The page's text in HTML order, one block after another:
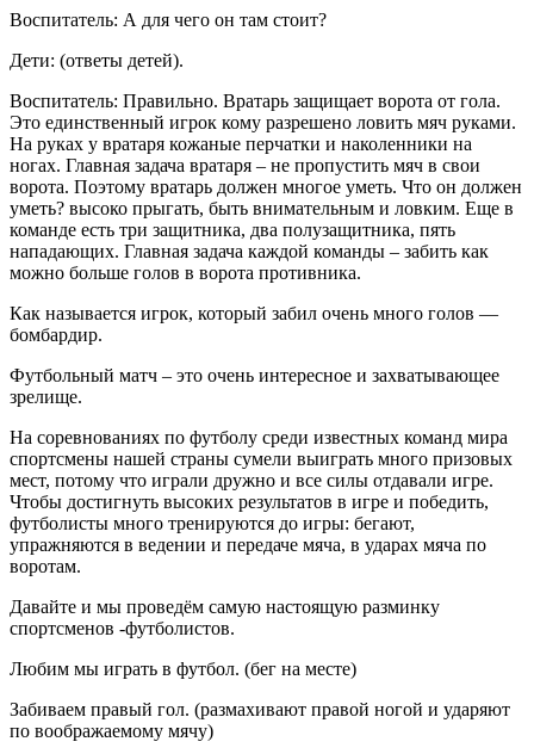
Воспитатель: А для чего он там стоит?
Дети: (ответы детей).
Воспитатель: Правильно. Вратарь защищает ворота от гола.
Это единственный игрок кому разрешено ловить мяч руками.
На руках у вратаря кожаные перчатки и наколенники на
ногах. Главная задача вратаря – не пропустить мяч в свои
ворота. Поэтому вратарь должен многое уметь. Что он должен
уметь? высоко прыгать, быть внимательным и ловким. Еще в
команде есть три защитника, два полузащитника, пять
нападающих. Главная задача каждой команды – забить как
можно больше голов в ворота противника.
Как называется игрок, который забил очень много голов —
бомбардир.
Футбольный матч – это очень интересное и захватывающее
зрелище.
На соревнованиях по футболу среди известных команд мира
спортсмены нашей страны сумели выиграть много призовых
мест, потому что играли дружно и все силы отдавали игре.
Чтобы достигнуть высоких результатов в игре и победить,
футболисты много тренируются до игры: бегают,
упражняются в ведении и передаче мяча, в ударах мяча по
воротам.
Давайте и мы проведём самую настоящую разминку
спортсменов -футболистов.
Любим мы играть в футбол. (бег на месте)
Забиваем правый гол. (размахивают правой ногой и ударяют
по воображаемому мячу)